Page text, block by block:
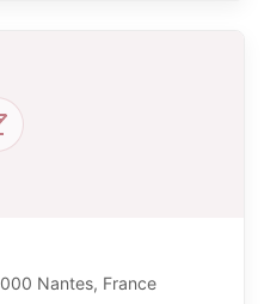
Nantes, France